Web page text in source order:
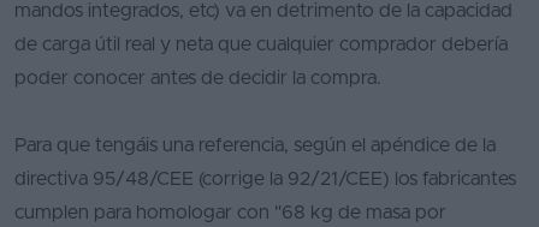
mandos integrados, etc) va en detrimento de la capacidad
de carga útil real y neta que cualquier comprador debería
poder conocer antes de decidir la compra.
Para que tengáis una referencia, según el apéndice de la
directiva 95/48/CEE (corrige la 92/21/CEE) los fabricantes
cumplen para homologar con "68 kg de masa por